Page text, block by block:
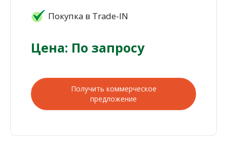
Покупка в Trade-IN
Цена: По запросу
Получить коммерческое
предложение